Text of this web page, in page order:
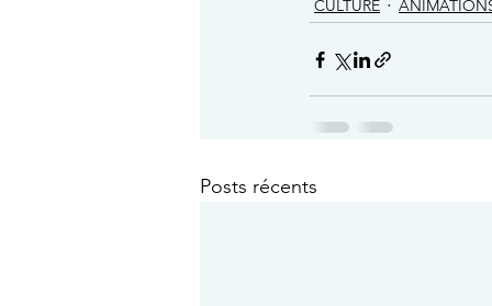
CULTURE
Posts récents